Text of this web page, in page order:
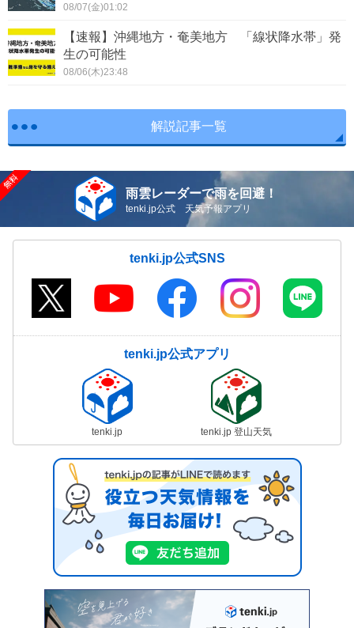
08/07(金)01:02
【速報】沖縄地方・奄美地方 「線状降水帯」発
生の可能性
08/06(木)23:48
解説記事一覧
雨雲レーダーで雨を回避！
tenki.jp公式 天気予報アプリ
tenki.jp公式SNS
tenki.jp公式アプリ
tenki.jp tenki.jp 登山天気